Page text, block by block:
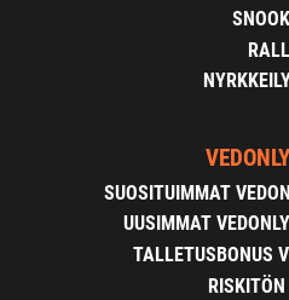
SUOSITUIMMAT
UUSIMMAT
TALLETUSBONUS